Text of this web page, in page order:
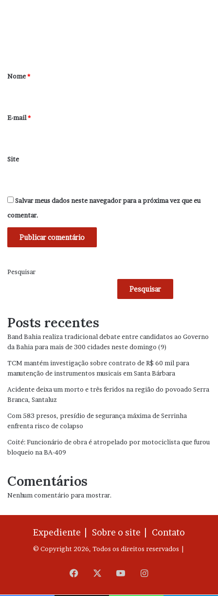
r
*
Nome*
E-mail*
Site
Salvar meus dados neste navegador para a próxima vez que eu
comentar.
Pesquisar
Pesquisar
Posts recentes
Band Bahia realiza tradicional debate entre candidatos ao Governo
da Bahia para mais de 300 cidades neste domingo (9)
TCM mantém investigação sobre contrato de R$ 60 mil para
manutenção de instrumentos musicais em Santa Bárbara
Acidente deixa um morto e três feridos na região do povoado Serra
Branca, Santaluz
Com 583 presos, presídio de segurança máxima de Serrinha
enfrenta risco de colapso
Coité: Funcionário de obra é atropelado por motociclista que furou
bloqueio na BA-409
Comentários
Nenhum comentário para mostrar.
Expediente | Sobre o site | Contato
© Copyright 2026, Todos os direitos reservados |
Facebook YouTubeInstagram